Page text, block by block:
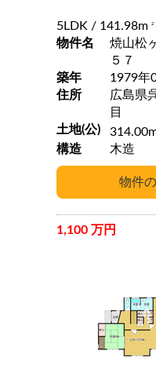
5LDK / 141.98m 2
物件名
焼山松
５７
築年
1979年
住所
広島県
目
土地(公)
構造 木造
1,100 万円